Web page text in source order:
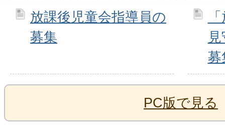
放課後児童会指導員の
募集
募
PC版で見る